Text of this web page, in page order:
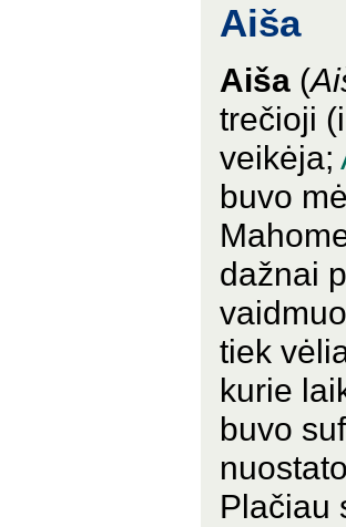
Aiša
Aiša (
trečioji
veikėja;
buvo
dažnai
tiek
kurie
buvo
Plačiau